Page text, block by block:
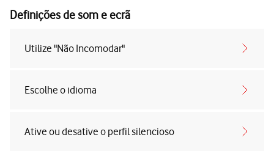
Definições de som e ecrã
Utilize "Não Incomodar"
Escolhe o idioma
Ative ou desative o perfil silencioso